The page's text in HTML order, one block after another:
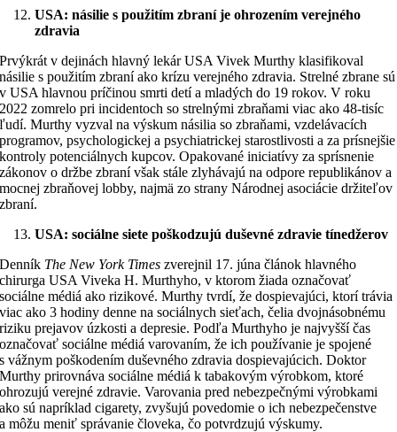
USA: násilie s použitím zbraní je ohrozením verejného
zdravia
Prvýkrát v dejinách hlavný lekár USA Vivek Murthy klasifikoval
násilie s použitím zbraní ako krízu verejného zdravia. Strelné zbrane sú
v USA hlavnou príčinou smrti detí a mladých do 19 rokov. V roku
2022 zomrelo pri incidentoch so strelnými zbraňami viac ako 48-tisíc
ľudí. Murthy vyzval na výskum násilia so zbraňami, vzdelávacích
programov, psychologickej a psychiatrickej starostlivosti a za prísnejšie
kontroly potenciálnych kupcov. Opakované iniciatívy za sprísnenie
zákonov o držbe zbraní však stále zlyhávajú na odpore republikánov a
mocnej zbraňovej lobby, najmä zo strany Národnej asociácie držiteľov
zbraní.
USA: sociálne siete poškodzujú duševné zdravie tínedžerov
Denník The New York Times zverejnil 17. júna článok hlavného
chirurga USA Viveka H. Murthyho, v ktorom žiada označovať
sociálne médiá ako rizikové. Murthy tvrdí, že dospievajúci, ktorí trávia
viac ako 3 hodiny denne na sociálnych sieťach, čelia dvojnásobnému
riziku prejavov úzkosti a depresie. Podľa Murthyho je najvyšší čas
označovať sociálne médiá varovaním, že ich používanie je spojené
s vážnym poškodením duševného zdravia dospievajúcich. Doktor
Murthy prirovnáva sociálne médiá k tabakovým výrobkom, ktoré
ohrozujú verejné zdravie. Varovania pred nebezpečnými výrobkami
ako sú napríklad cigarety, zvyšujú povedomie o ich nebezpečenstve
a môžu meniť správanie človeka, čo potvrdzujú výskumy.